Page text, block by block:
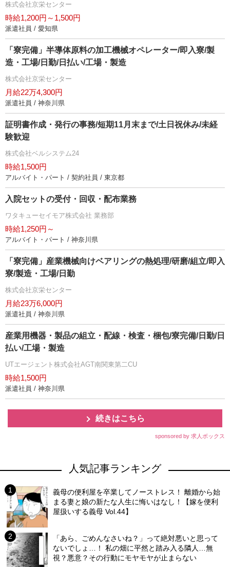
株式会社京栄センター
時給1,200円～1,500円
派遣社員 / 愛知県
「寮完備」半導体原料の加工機械オペレーター/即入寮/製
造・工場/日勤/日払い/工場・製造
株式会社京栄センター
月給22万4,300円
派遣社員 / 神奈川県
証明書作成・発行の事務/短期11月末まで/土日祝休み/未経
験歓迎
株式会社ベルシステム24
時給1,500円
アルバイト・パート / 契約社員 / 東京都
入院セットの受付・回収・配布業務
ワタキューセイモア株式会社 業務部
時給1,250円～
アルバイト・パート / 神奈川県
「寮完備」産業機械向けベアリングの熱処理/研磨/組立/即入
寮/製造・工場/日勤
株式会社京栄センター
月給23万6,000円
派遣社員 / 神奈川県
産業用機器・製品の組立・配線・検査・梱包/寮完備/日勤/日
払い/工場・製造
UTエージェント株式会社AGT南関東第二CU
時給1,500円
派遣社員 / 神奈川県
続きはこちら
sponsored by 求人ボックス
人気記事ランキング
義母の便利屋を卒業してノーストレス！ 離婚から始
まる妻と娘の新たな人生に悔いはなし！【嫁を便利
屋扱いする義母 Vol.44】
「あら、ごめんなさいね？」って絶対悪いと思って
ないでしょ…！ 私の畑に平然と踏み入る隣人…無
視？悪意？その行動にモヤモヤが止まらない